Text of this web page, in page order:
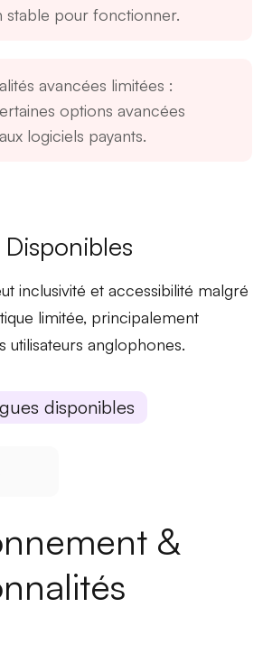
stable pour fonctionner.
avancées limitées :
options avancées
logiciels payants.
inclusivité etaccessibilité malgré
limitée, principalement
utilisateurs anglophones.
disponibles
&